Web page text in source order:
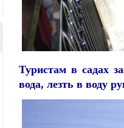
Туристам в садах
вода, лезть в воду